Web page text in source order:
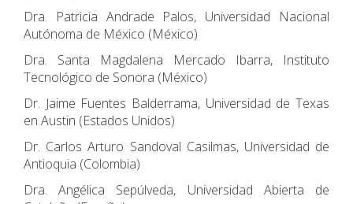
Dra. Patricia Andrade Palos, Universidad Nacional
Autónoma de México (México)
Dra. Santa Magdalena Mercado Ibarra, Instituto
Tecnológico de Sonora (México)
Dr. Jaime Fuentes Balderrama, Universidad de Texas
en Austin (Estados Unidos)
Dr. Carlos Arturo Sandoval Casilmas, Universidad de
Antioquia (Colombia)
Dra. Angélica Sepúlveda, Universidad Abierta de